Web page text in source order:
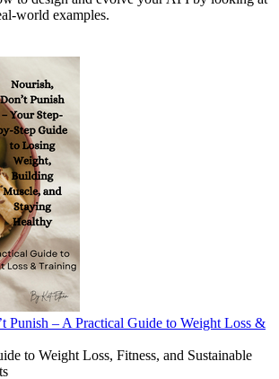
world examples.
Punish – A Practical Guide to Weight Loss &
to Weight Loss, Fitness, and Sustainable